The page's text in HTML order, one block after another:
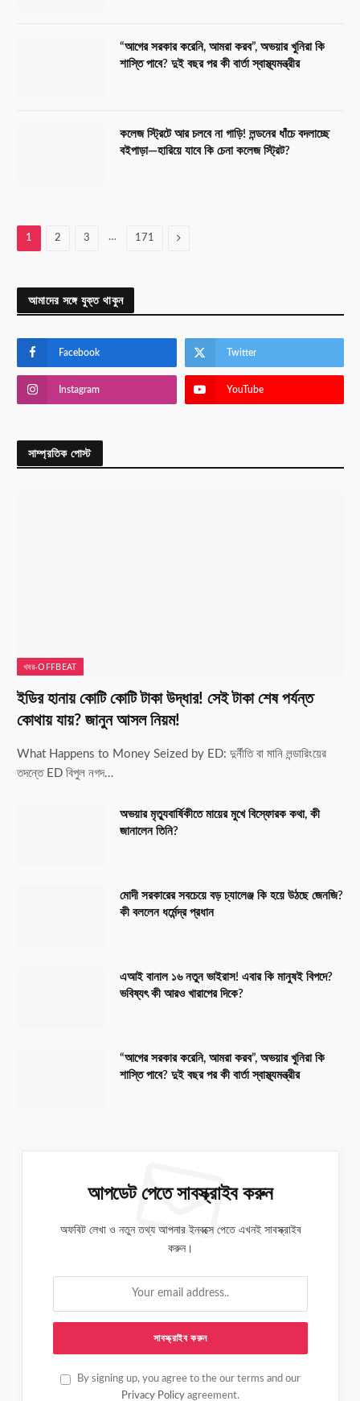
“আগের সরকার করেনি, আমরা করব”, অভয়ার খুনিরা কি
শাস্তি পাবে? দুই বছর পর কী বার্তা স্বাস্থ্যমন্ত্রীর
কলেজ স্ট্রিটে আর চলবে না গাড়ি! লন্ডনের ধাঁচে বদলাচ্ছে
বইপাড়া—হারিয়ে যাবে কি চেনা কলেজ স্ট্রিট?
1 2 3 … 171 Next
আমাদের সঙ্গে যুক্ত থাকুন
Facebook Twitter
Instagram YouTube
সাম্প্রতিক পোস্ট
খবর-OFFBEAT
ইডির হানায় কোটি কোটি টাকা উদ্ধার! সেই টাকা শেষ পর্যন্ত
কোথায় যায়? জানুন আসল নিয়ম!
What Happens to Money Seized by ED: দুর্নীতি বা মানি লন্ডারিংয়ের
তদন্তে ED বিপুল নগদ…
অভয়ার মৃত্যুবার্ষিকীতে মায়ের মুখে বিস্ফোরক কথা, কী
জানালেন তিনি?
মোদী সরকারের সবচেয়ে বড় চ্যালেঞ্জ কি হয়ে উঠছে জেনজি?
কী বললেন ধর্মেন্দ্র প্রধান
এআই বানাল ১৬ নতুন ভাইরাস! এবার কি মানুষই বিপদে?
ভবিষ্যৎ কী আরও খারাপের দিকে?
“আগের সরকার করেনি, আমরা করব”, অভয়ার খুনিরা কি
শাস্তি পাবে? দুই বছর পর কী বার্তা স্বাস্থ্যমন্ত্রীর
আপডেট পেতে সাবস্ক্রাইব করুন
অফবিট লেখা ও নতুন তথ্য আপনার ইনবক্সে পেতে এখনই সাবস্ক্রাইব
করুন।
By signing up, you agree to the our terms and our
Privacy Policy agreement.